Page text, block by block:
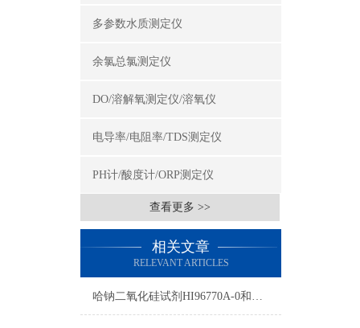
多参数水质测定仪
余氯总氯测定仪
DO/溶解氧测定仪/溶氧仪
电导率/电阻率/TDS测定仪
PH计/酸度计/ORP测定仪
查看更多 >>
相关文章
RELEVANT ARTICLES
哈钠二氧化硅试剂HI96770A-0和HI96770B-0使用方法